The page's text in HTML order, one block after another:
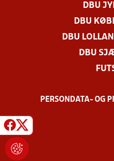
DBU
DBU
DBU
DBU
PERSONDATA- OG